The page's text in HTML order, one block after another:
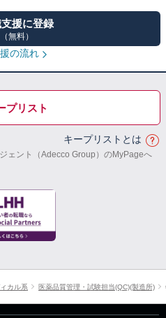
援に登録
（無料）
の流れ
プリスト
キープリストとは
ェント（Adecco Group）のMyPageへ
ィカル系 医薬品質管理・試験担当(QC)(製造所)